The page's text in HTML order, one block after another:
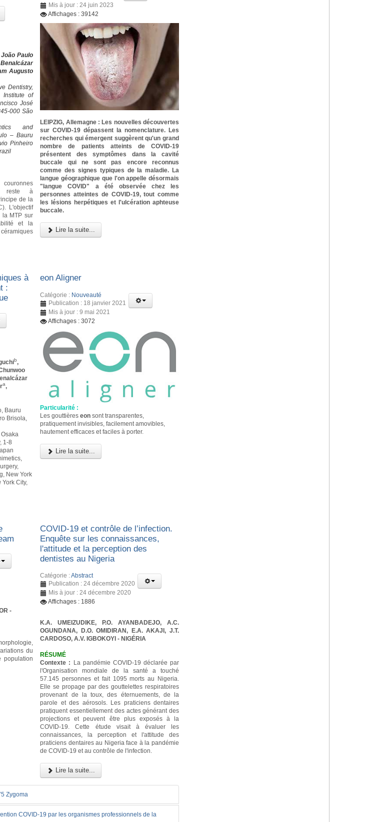
Paulo
Augusto
Dentistry,
Institute of
José
000 São
and
– Bauru
Pinheiro
reste à
de la
L'objectif
la MTP sur
et la
Mis à jour : 24 juin 2023
Affichages : 39142
LEIPZIG, Allemagne : Les nouvelles découvertes
sur COVID-19 dépassent la nomenclature. Les
recherches qui émergent suggèrent qu'un grand
nombre de patients atteints de COVID-19
présentent des symptômes dans la cavité
buccale qui ne sont pas encore reconnus
comme des signes typiques de la maladie. La
langue géographique que l'on appelle désormais
"langue COVID" a été observée chez les
personnes atteintes de COVID-19, tout comme
les lésions herpétiques et l'ulcération aphteuse
buccale.
Lire la suite...
à
:
b,
a,
Bauru
Brisola,
1-8
New York
City,
eon Aligner
Catégorie : Nouveauté
Publication : 18 janvier 2021
Mis à jour : 9 mai 2021
Affichages : 3072
Particularité :
Les gouttièreseon sont transparentes,
pratiquement invisibles, facilement amovibles,
hautement efficaces et faciles à porter.
Lire la suite...
-
du
population
COVID-19 et contrôle de l’infection.
Enquête sur les connaissances,
l'attitude et la perception des
dentistes au Nigeria
Catégorie :Abstract
Publication : 24 décembre 2020
Mis à jour : 24 décembre 2020
Affichages : 1886
K.A. UMEIZUDIKE, P.O. AYANBADEJO, A.C.
OGUNDANA, D.O. OMIDIRAN, E.A. AKAJI, J.T.
CARDOSO, A.V. IGBOKOYI- NIGÉRIA
RÉSUMÉ
Contexte :
La pandémie COVID-19 déclarée par
l'Organisation mondiale de la santé a touché
57.145 personnes et fait 1095 morts au Nigeria.
Elle se propage par des gouttelettes respiratoires
provenant de la toux, des éternuements, de la
parole et des aérosols. Les praticiens dentaires
pratiquent essentiellement des actes générant des
projections et peuvent être plus exposés à la
COVID-19. Cette étude visait à évaluer les
connaissances, la perception et l'attitude des
praticiens dentaires au Nigeria face à la pandémie
de COVID-19 et au contrôle de l'infection.
Lire la suite...
Zygoma
COVID-19 par les organismes professionnels de la